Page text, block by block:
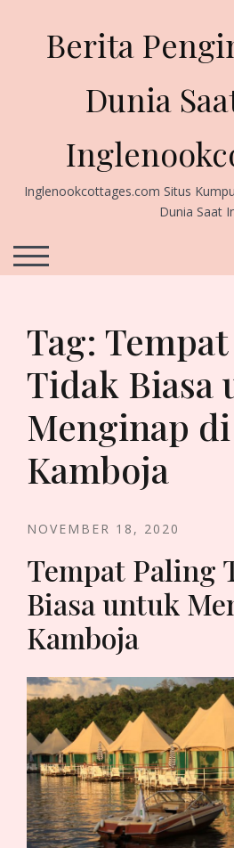
Berita
Dunia
Inglenookcottages.com Situs
Dunia Saat
TOGGLE MOBILE MENU
Tag:
Tidak Biasa
Menginap di
Kamboja
NOVEMBER 18, 2020
Tempat Paling
Biasa untuk
Kamboja